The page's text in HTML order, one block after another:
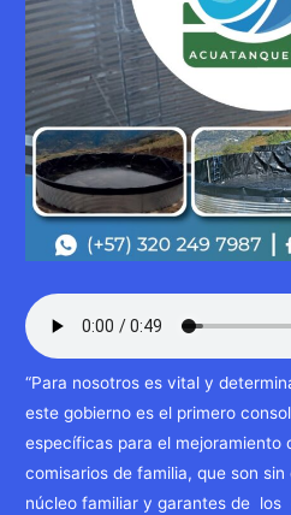
“Para nosotros es vital y
este gobierno es el primero
específicas para el mejoramiento
comisarios de familia, que son
núcleo familiar y garantes de